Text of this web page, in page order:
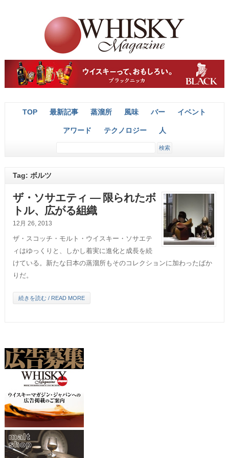
TOP 最新記事 蒸溜所 風味 バー イベント
アワード テクノロジー 人
Tag: ボルツ
ザ・ソサエティ ― 限られたボ
トル、広がる組織
12月 26, 2013
ザ・スコッチ・モルト・ウイスキー・ソサエテ
ィはゆっくりと、しかし着実に進化と成長を続
けている。新たな日本の蒸溜所もそのコレクションに加わったばか
りだ。
続きを読む / READ MORE